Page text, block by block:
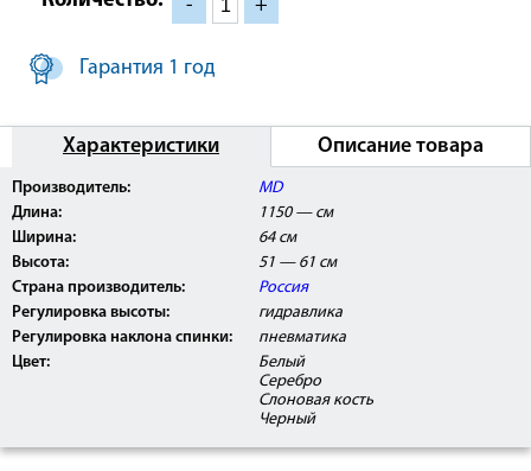
- +
Гарантия 1 год
Характеристики Описание товара
Производитель:
MD
Длина:
1150 — см
Ширина:
64 см
Высота:
51 — 61 см
Страна производитель:
Россия
Регулировка высоты:
гидравлика
Регулировка наклона спинки:
пневматика
Цвет:
Белый
Серебро
Слоновая кость
Черный